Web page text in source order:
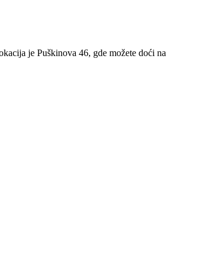
je Puškinova 46, gde možete doći na